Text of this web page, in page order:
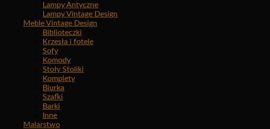
Lampy Antyczne
Lampy Vintage Design
Meble Vintage Design
Biblioteczki
Krzesła i fotele
Sofy
Komody
Stoły Stoliki
Komplety
Biurka
Szafki
Barki
Inne
Malarstwo